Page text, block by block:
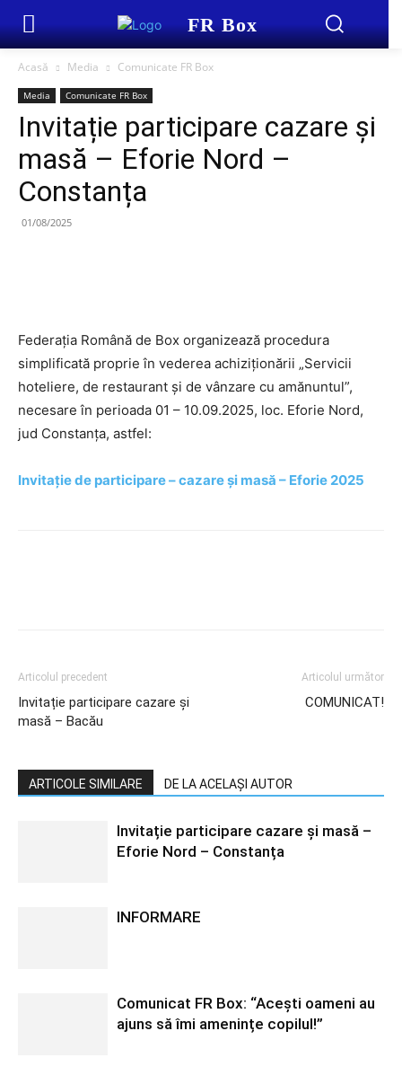
FR Box
Acasă Media Comunicate FR Box
Media Comunicate FR Box
Invitație participare cazare și
masă – Eforie Nord –
Constanța
01/08/2025
Federația Română de Box organizează procedura
simplificată proprie în vederea achiziționării „Servicii
hoteliere, de restaurant și de vânzare cu amănuntul”,
necesare în perioada 01 – 10.09.2025, loc. Eforie Nord,
jud Constanța, astfel:
Invitație de participare – cazare și masă – Eforie 2025
Articolul precedent
Invitație participare cazare și
masă – Bacău
Articolul următor
COMUNICAT!
ARTICOLE SIMILARE DE LA ACELAȘI AUTOR
Invitație participare cazare și masă –
Eforie Nord – Constanța
INFORMARE
Comunicat FR Box: “Acești oameni au
ajuns să îmi amenințe copilul!”